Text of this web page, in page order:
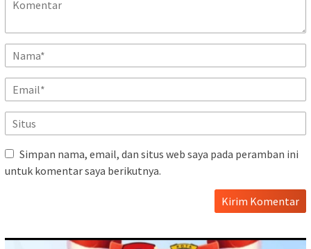
Simpan nama, email, dan situs web saya pada peramban ini
untuk komentar saya berikutnya.